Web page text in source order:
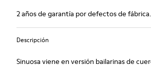
2 años de garantía por defectos de fábrica.
Descripción
Sinuosa viene en versión bailarinas de